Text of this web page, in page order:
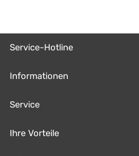
Service-Hotline
Informationen
Service
Ihre Vorteile